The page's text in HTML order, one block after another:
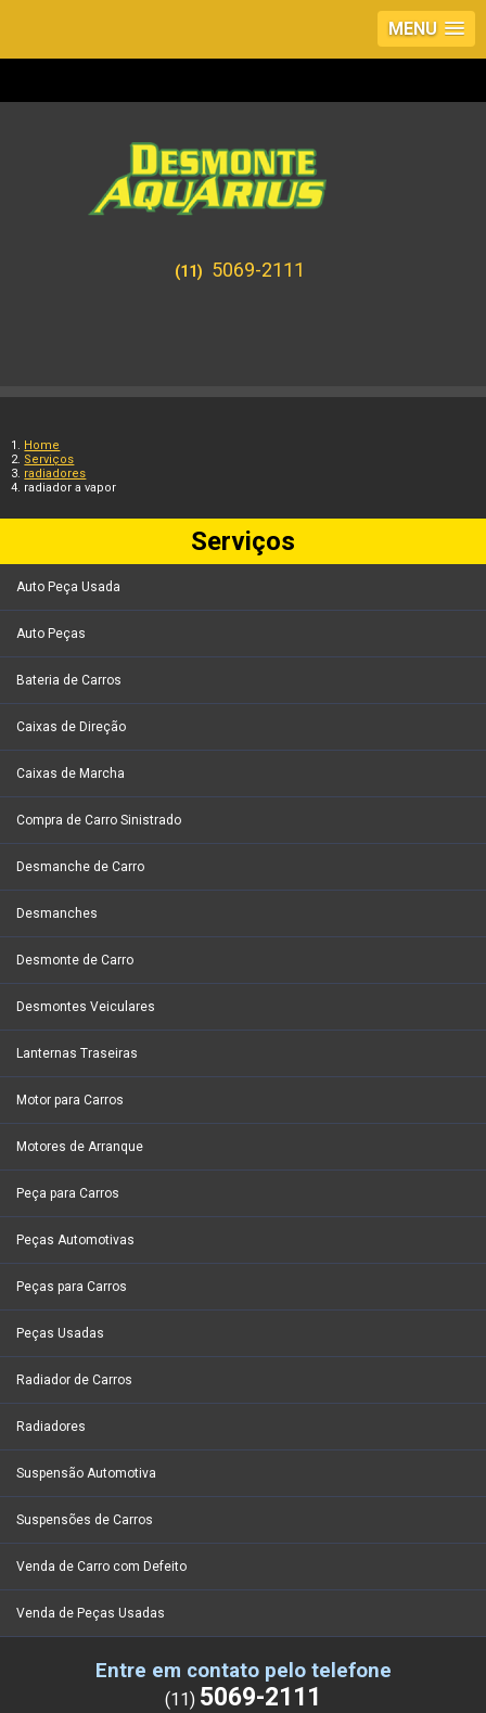
MENU
(11) 5069-2111
Home
Serviços
radiadores
radiador a vapor
Serviços
Auto Peça Usada
Auto Peças
Bateria de Carros
Caixas de Direção
Caixas de Marcha
Compra de Carro Sinistrado
Desmanche de Carro
Desmanches
Desmonte de Carro
Desmontes Veiculares
Lanternas Traseiras
Motor para Carros
Motores de Arranque
Peça para Carros
Peças Automotivas
Peças para Carros
Peças Usadas
Radiador de Carros
Radiadores
Suspensão Automotiva
Suspensões de Carros
Venda de Carro com Defeito
Venda de Peças Usadas
Entre em contato pelo telefone
(11) 5069-2111